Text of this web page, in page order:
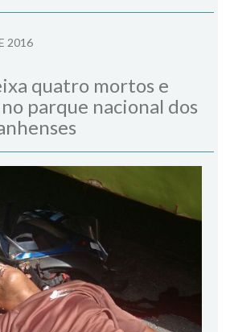
2016
quatro mortos e
parque nacional dos